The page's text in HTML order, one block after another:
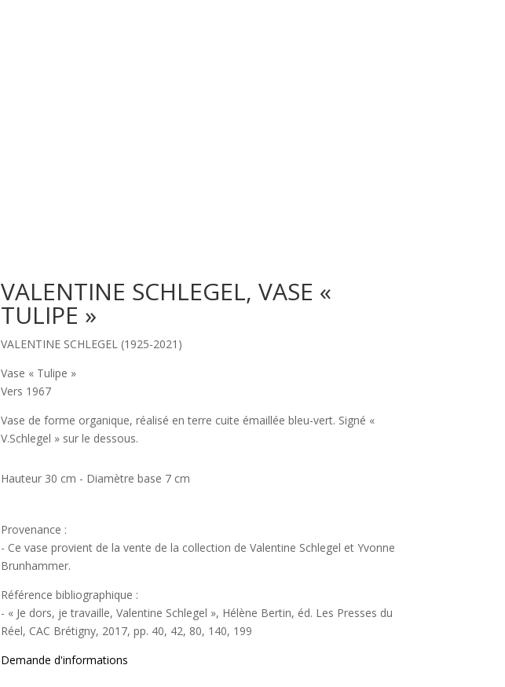
VALENTINE SCHLEGEL, VASE «
TULIPE »
VALENTINE SCHLEGEL (1925-2021)
Vase « Tulipe »
Vers 1967
Vase de forme organique, réalisé en terre cuite émaillée bleu-vert. Signé «
V.Schlegel » sur le dessous.
Hauteur 30 cm - Diamètre base 7 cm
Provenance :
- Ce vase provient de la vente de la collection de Valentine Schlegel et Yvonne
Brunhammer.
Référence bibliographique :
- « Je dors, je travaille, Valentine Schlegel », Hélène Bertin, éd. Les Presses du
Réel, CAC Brétigny, 2017, pp. 40, 42, 80, 140, 199
Demande d'informations